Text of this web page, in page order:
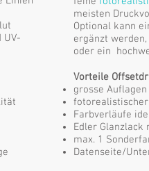
UV-
meisten
Optional kann
ergänzt
oder ein
Vorteile
grosse
Farbverläufe
Edler Glanzlack
max. 1
Datenseite/